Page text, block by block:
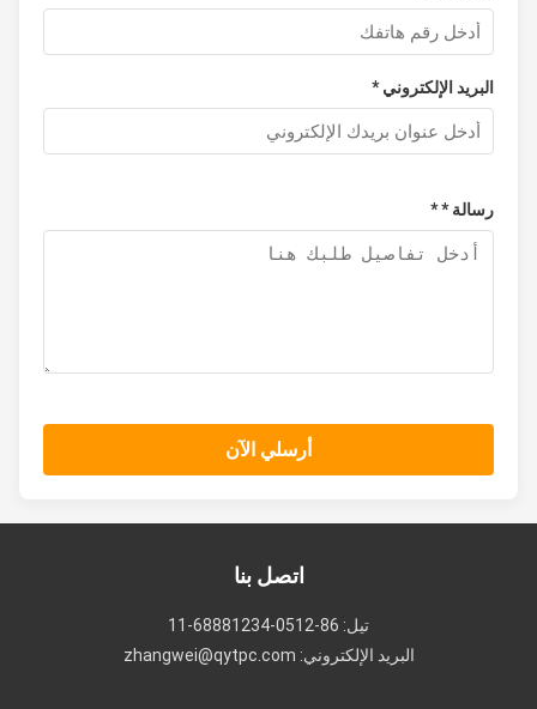
البريد الإلكتروني *
رسالة * *
أرسلي الآن
اتصل بنا
البريد الإلكتروني: zhangwei@qytpc.com